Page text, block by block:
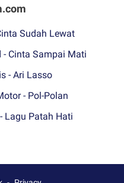
Sudah Lewat
- Cinta Sampai Mati
- Ari Lasso
- Pol-Polan
Lagu Patah Hati